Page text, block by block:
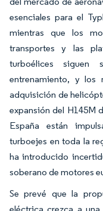
esenciales para el
mientras que los
transportes y las
turboélices
entrenamiento, y los
adquisición de
expansión del H145M
España están
turboejes en toda la
ha introducido
soberano de motores
Se prevé que la